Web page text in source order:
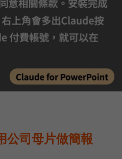
公司母片做簡報